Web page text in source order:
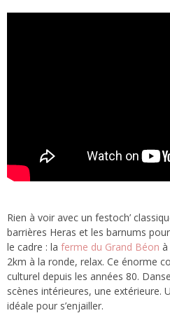
Rien à voir avec un festoch’
barrières Heras et les barnums
le cadre : la ferme du Grand Béon à
2km à la ronde, relax. Ce énorme
culturel depuis les années 80.
scènes intérieures, une extérieure.
idéale pour s’enjailler.